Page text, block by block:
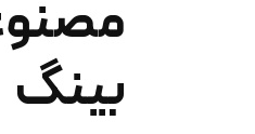
مصنوعی
بینگ